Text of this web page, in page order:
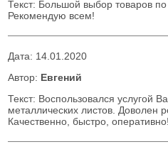
Текст: Большой выбор товаров
Рекомендую всем!
Дата: 14.01.2020
Автор: Евгений
Текст: Воспользовался услугой
металлических листов. Доволен
Качественно, быстро, оперативно!